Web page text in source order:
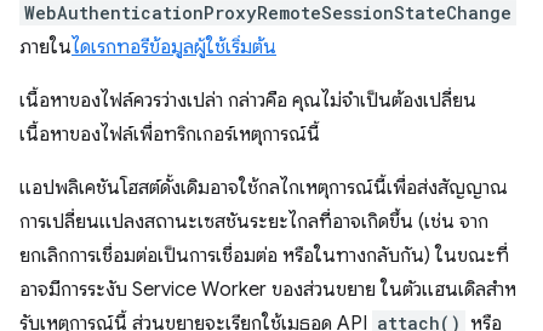
WebAuthenticationProxyRemoteSessionStateChange
ภายในไดเรกทอรีข้อมูลผู้ใช้เริ่มต้น
เนื้อหาของไฟล์ควรว่างเปล่า กล่าวคือ คุณไม่จำเป็นต้องเปลี่ยน
เนื้อหาของไฟล์เพื่อทริกเกอร์เหตุการณ์นี้
แอปพลิเคชันโฮสต์ดั้งเดิมอาจใช้กลไกเหตุการณ์นี้เพื่อส่งสัญญาณ
การเปลี่ยนแปลงสถานะเซสชันระยะไกลที่อาจเกิดขึ้น (เช่น จาก
ยกเลิกการเชื่อมต่อเป็นการเชื่อมต่อ หรือในทางกลับกัน) ในขณะที่
อาจมีการระงับ Service Worker ของส่วนขยาย ในตัวแฮนเดิลสําห
รับเหตุการณ์นี้ ส่วนขยายจะเรียกใช้เมธอด API attach() หรือ